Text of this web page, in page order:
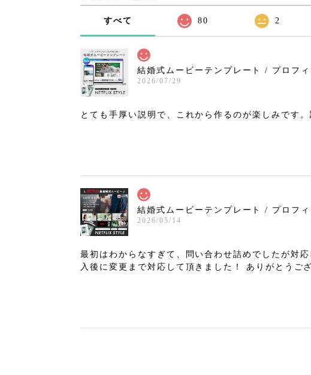
すべて 80 2
結婚式ムービーテンプレート / プロフ
2026/07/29
とても手厚い説明で、これから作るのが楽しみです
結婚式ムービーテンプレート / プロフ
2026/05/14
最初はわからなすぎて、問い合わせ詰めでしたが対
入後に変更まで対応して頂きました！ ありがとうご